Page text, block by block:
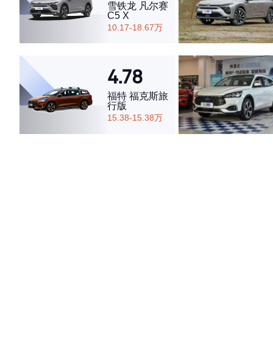
雪铁龙 凡尔赛
C5 X
10.17-18.67万
4.78
福特 福克斯旅
行版
15.38-15.38万